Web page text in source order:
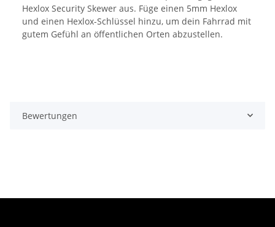
Hexlox Security Skewer aus. Füge einen 5mm Hexlox
und einen Hexlox-Schlüssel hinzu, um dein Fahrrad mit
gutem Gefühl an öffentlichen Orten abzustellen.
Bewertungen